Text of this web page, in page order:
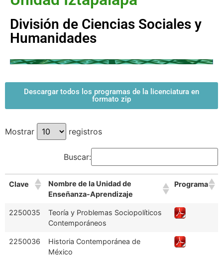
División de Ciencias Sociales y
Humanidades
Descargar todos los programas de la licenciatura en
formato zip
Mostrar registros
Buscar:
Clave
Nombre de la Unidad de
Enseñanza-Aprendizaje
Programa
2250035
Teoría y Problemas Sociopolíticos
Contemporáneos
2250036
Historia Contemporánea de
México